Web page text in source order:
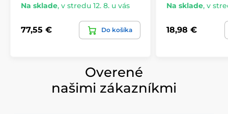
Na sklade, v stredu 12. 8. u vás
77,55 € Do košíka
Na sklade, v
18,98 €
Overené
našimi zákazníkmi